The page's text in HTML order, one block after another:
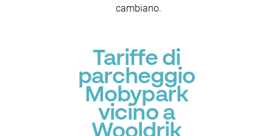
cambiano.
Tariffe di
parcheggio
Mobypark
vicino a